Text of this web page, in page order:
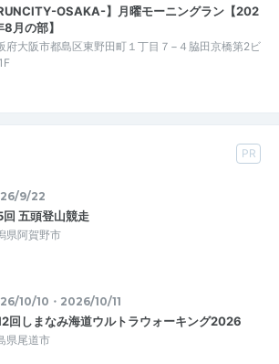
RUNCITY-OSAKA-】月曜モーニングラン【202
月の部】
府大阪市都島区東野田町１丁目７−４脇田京橋第2ビ
PR
9/22
回 五頭登山競走
県阿賀野市
10/10・2026/10/11
回しまなみ海道ウルトラウォーキング2026
県尾道市